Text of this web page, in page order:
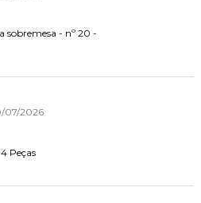
- nº 20 -
07/2026
Peças